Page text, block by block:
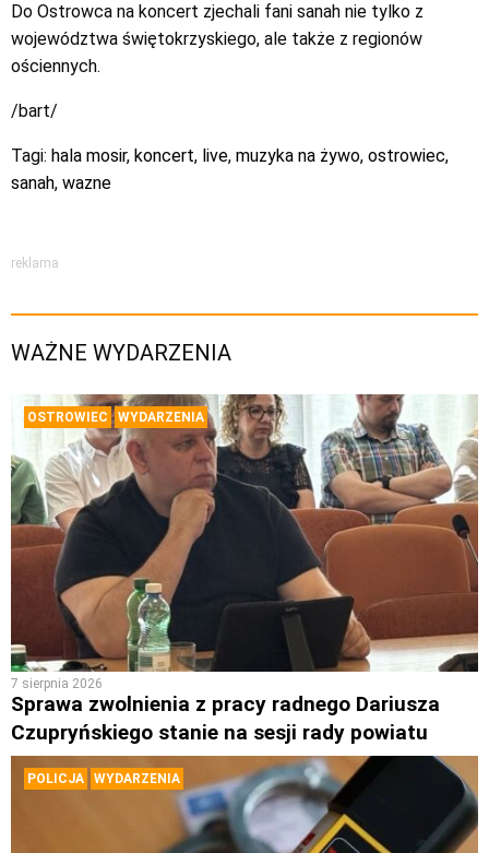
Do Ostrowca na koncert zjechali fani sanah nie tylko z
województwa świętokrzyskiego, ale także z regionów
ościennych.
/bart/
Tagi: hala mosir, koncert, live, muzyka na żywo, ostrowiec,
sanah, wazne
reklama
WAŻNE WYDARZENIA
OSTROWIEC WYDARZENIA
7 sierpnia 2026
Sprawa zwolnienia z pracy radnego Dariusza
Czupryńskiego stanie na sesji rady powiatu
POLICJA WYDARZENIA